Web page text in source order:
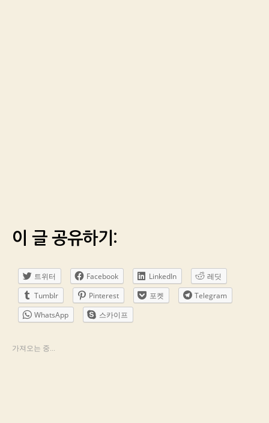
이 글 공유하기:
트위터 Facebook LinkedIn
레딧
Tumblr
Pinterest 포켓
Telegram
WhatsApp
스카이프
가져오는 중...